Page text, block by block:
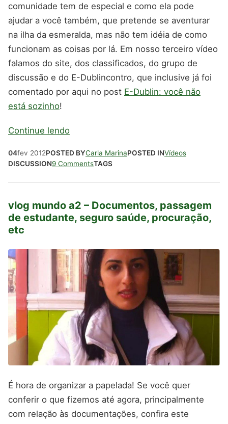
comunidade tem de especial e como ela pode
ajudar a você também, que pretende se aventurar
na ilha da esmeralda, mas não tem idéia de como
funcionam as coisas por lá. Em nosso terceiro vídeo
falamos do site, dos classificados, do grupo de
discussão e do E-Dublincontro, que inclusive já foi
comentado por aqui no post E-Dublin: você não
está sozinho!
Continue lendo
04fev 2012POSTED BYCarla MarinaPOSTED INVídeos
DISCUSSION9 CommentsTAGS
vlog mundo a2 – Documentos, passagem
de estudante, seguro saúde, procuração,
etc
É hora de organizar a papelada! Se você quer
conferir o que fizemos até agora, principalmente
com relação às documentações, confira este